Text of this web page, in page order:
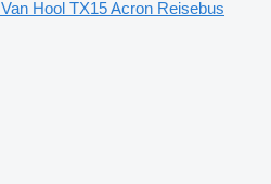
Van Hool TX15 Acron Reisebus